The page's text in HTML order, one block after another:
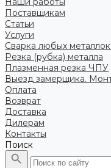
Поставщикам
Статьи
Услуги
Сварка любых
Резка (рубка) металла
Плазменная резка ЧПУ
Выезд замерщика.
Оплата
Возврат
Доставка
Дилерам
Контакты
Поиск